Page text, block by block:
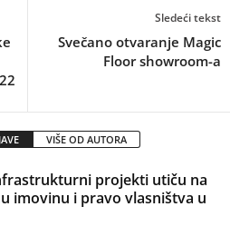
Sledeći tekst
Svečano otvaranje Magic
Floor showroom-a
VIŠE OD AUTORA
projekti utiču na
imovinu i pravo vlasništva u